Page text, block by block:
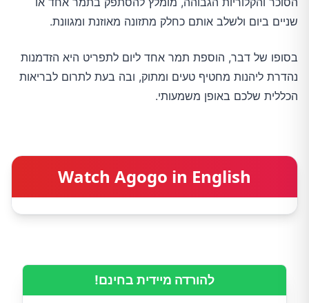
שניים ביום ולשלב אותם כחלק מתזונה מאוזנת ומגוונת.
בסופו של דבר, הוספת תמר אחד ליום לתפריט היא הזדמנות
נהדרת ליהנות מחטיף טעים ומתוק, ובה בעת לתרום לבריאות
הכללית שלכם באופן משמעותי.
Watch Agogo in English
להורדה מיידית בחינם!